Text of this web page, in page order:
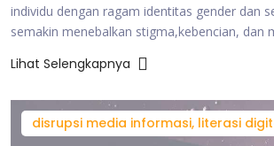
individu dengan ragam identitas gender dan
semakin menebalkan stigma,kebencian, dan
Lihat Selengkapnya
disrupsi media informasi, literasi